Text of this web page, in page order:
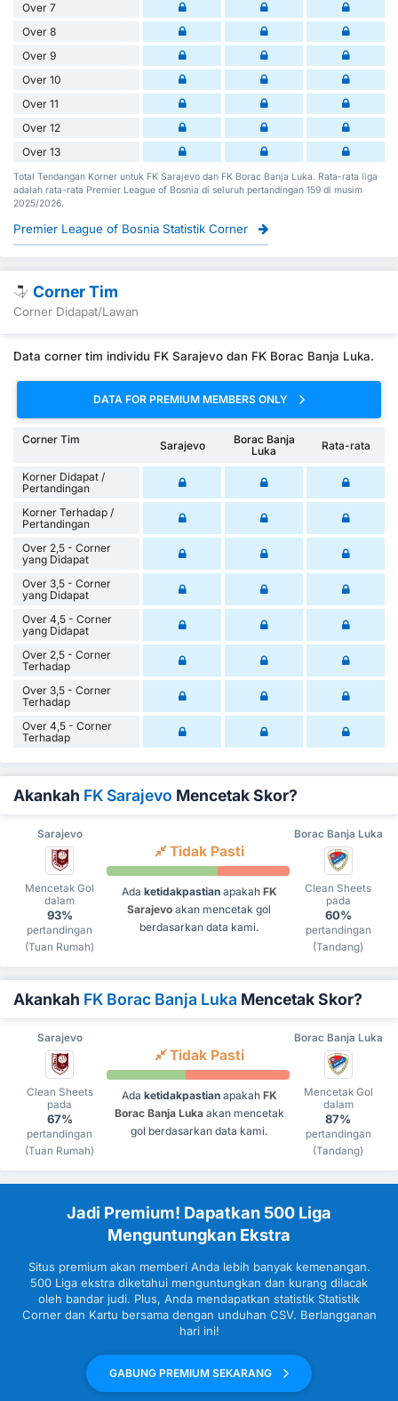
Over 7
Over 8
Over 9
Over 10
Over 11
Over 12
Over 13
Total Tendangan Korner untuk FK Sarajevo dan FK Borac Banja Luka. Rata-rata liga
adalah rata-rata Premier League of Bosnia di seluruh pertandingan 159 di musim
2025/2026.
Premier League of Bosnia Statistik Corner
Corner Tim
Corner Didapat/Lawan
Data corner tim individu FK Sarajevo dan FK Borac Banja Luka.
DATA FOR PREMIUM MEMBERS ONLY
Corner Tim Sarajevo
Borac Banja
Luka
Rata-rata
Korner Didapat /
Pertandingan
Korner Terhadap /
Pertandingan
Over 2,5 - Corner
yang Didapat
Over 3,5 - Corner
yang Didapat
Over 4,5 - Corner
yang Didapat
Over 2,5 - Corner
Terhadap
Over 3,5 - Corner
Terhadap
Over 4,5 - Corner
Terhadap
Akankah FK Sarajevo Mencetak Skor?
Sarajevo Borac Banja Luka
Mencetak Gol
dalam
93%
pertandingan
(Tuan Rumah)
Tidak Pasti
Ada ketidakpastianapakah FK
Sarajevo akan mencetak gol
berdasarkan data kami.
Clean Sheets
pada
60%
pertandingan
(Tandang)
Akankah FK Borac Banja Luka Mencetak Skor?
Sarajevo Borac Banja Luka
Clean Sheets
pada
67%
pertandingan
(Tuan Rumah)
Tidak Pasti
Ada ketidakpastianapakah FK
Borac Banja Lukaakan mencetak
gol berdasarkan data kami.
Mencetak Gol
dalam
87%
pertandingan
(Tandang)
Jadi Premium! Dapatkan 500 Liga
Menguntungkan Ekstra
Situs premium akan memberi Anda lebih banyak kemenangan.
500 Liga ekstra diketahui menguntungkan dan kurang dilacak
oleh bandar judi. Plus, Anda mendapatkan statistik Statistik
Corner dan Kartu bersama dengan unduhan CSV. Berlangganan
hari ini!
GABUNG PREMIUM SEKARANG